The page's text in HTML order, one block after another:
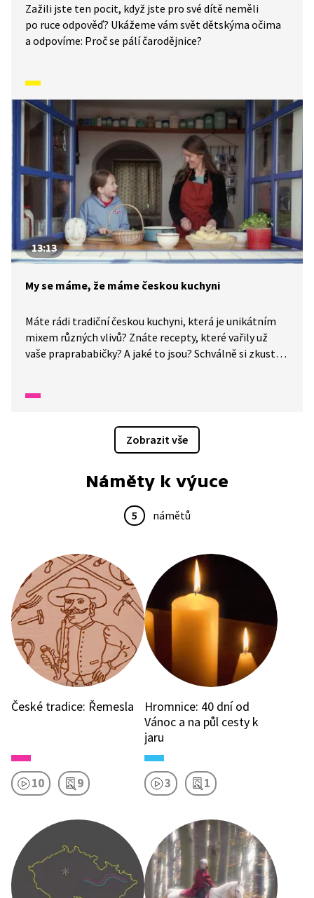
Zažili jste ten pocit, když jste pro své dítě neměli
po ruce odpověď? Ukážeme vám svět dětskýma očima
a odpovíme: Proč se pálí čarodějnice?
13:13
My se máme, že máme českou kuchyni
Máte rádi tradiční českou kuchyni, která je unikátním
mixem různých vlivů? Znáte recepty, které vařily už
vaše praprababičky? A jaké to jsou? Schválně si zkuste
nové recepty, se dozvíme v dnešním díle pořadu "My se
Zobrazit vše
Náměty k výuce
5 námětů
České tradice: Řemesla
10 9
Hromnice: 40 dní od
Vánoc a na půl cesty k
jaru
3 1